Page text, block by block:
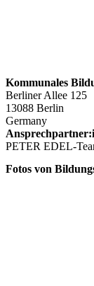
Kommunales
Berliner Allee 125
13088 Berlin
Germany
PETER EDEL-
Fotos von